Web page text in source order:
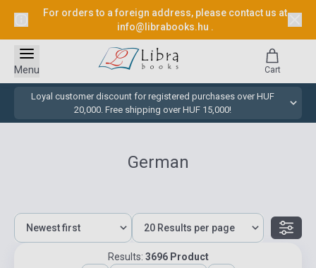
For orders to a foreign address, please contact us at
info@librabooks.hu .
Loyal customer discount for registered purchases over HUF
20,000. Free shipping over HUF 15,000!
Menu Cart
German
Results: 3696 Product